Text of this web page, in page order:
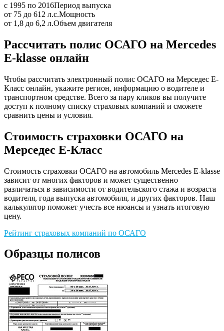
с 1995 по 2016Период выпуска
от 75 до 612 л.с.Мощность
от 1,8 до 6,2 л.Объем двигателя
Рассчитать полис ОСАГО на Mercedes
E-klasse онлайн
Чтобы рассчитать электронный полис ОСАГО на Мерседес Е-
Класс онлайн, укажите регион, информацию о водителе и
транспортном средстве. Всего за пару кликов вы получите
доступ к полному списку страховых компаний и сможете
сравнить цены и условия.
Стоимость страховки ОСАГО на
Мерседес Е-Класс
Стоимость страховки ОСАГО на автомобиль Mercedes E-klasse
зависит от многих факторов и может существенно
различаться в зависимости от водительского стажа и возраста
водителя, года выпуска автомобиля, и других факторов. Наш
калькулятор поможет учесть все нюансы и узнать итоговую
цену.
Рейтинг страховых компаний по ОСАГО
Образцы полисов